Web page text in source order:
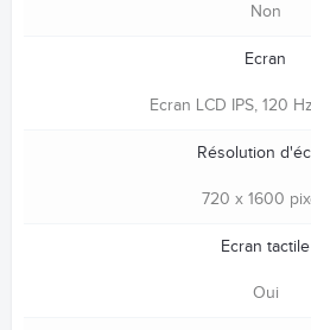
Non
Ecran
Ecran LCD IPS, 120
Résolution
720 x 1600
Ecran tactile
Oui